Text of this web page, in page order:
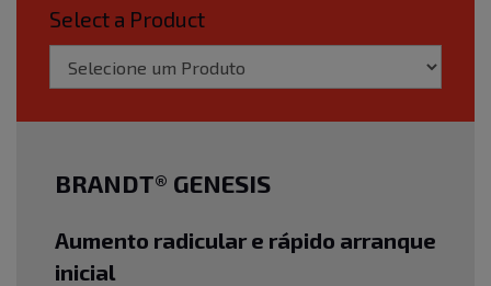
Select a Product
BRANDT® GENESIS
Aumento radicular e rápido arranque
inicial